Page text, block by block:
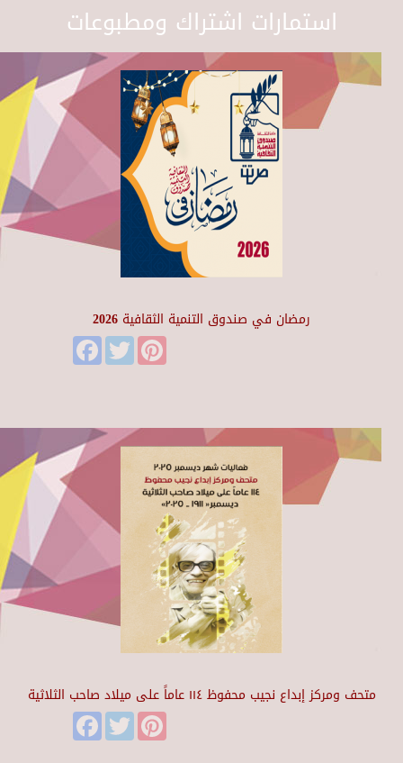
استمارات اشتراك ومطبوعات
رمضان في صندوق التنمية الثقافية 2026
FacebookTwitter
متحف ومركز إبداع نجيب محفوظ ١١٤ عاماً على ميلاد صاحب الثلاثية
FacebookTwitter